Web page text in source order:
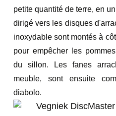
petite quantité de terre, en
dirigé vers les disques
inoxydable sont montés à
pour empêcher les
du sillon. Les fanes
meuble, sont ensuite
diabolo.